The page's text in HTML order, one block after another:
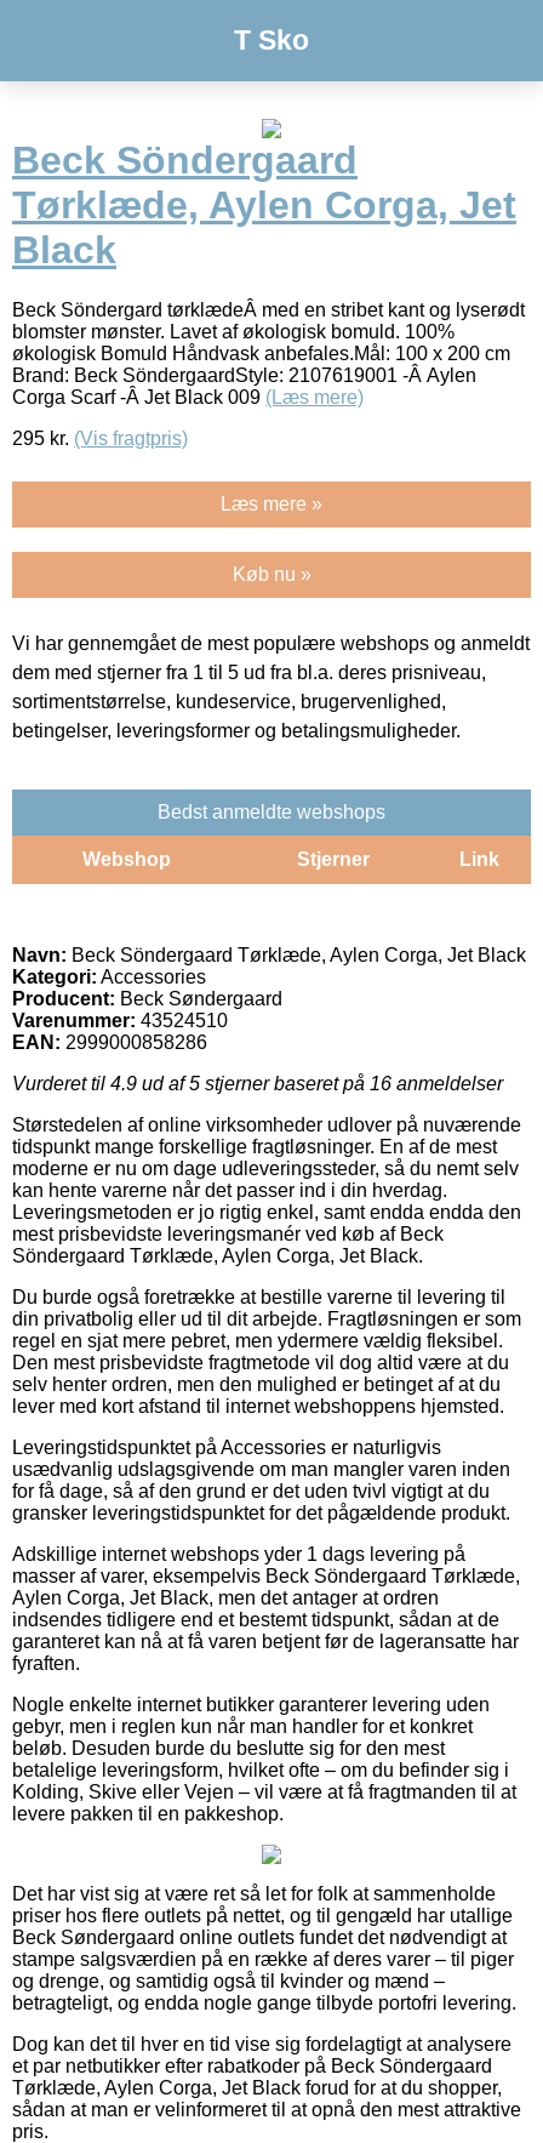
T Sko
Beck Söndergaard
Tørklæde, Aylen Corga, Jet
Black
Beck Söndergard tørklædeÂ med en stribet kant og lyserødt
blomster mønster. Lavet af økologisk bomuld. 100%
økologisk Bomuld Håndvask anbefales.Mål: 100 x 200 cm
Brand: Beck SöndergaardStyle: 2107619001 -Â Aylen
Corga Scarf -Â Jet Black 009 (Læs mere)
295 kr. (Vis fragtpris)
Læs mere »
Køb nu »
Vi har gennemgået de mest populære webshops og anmeldt
dem med stjerner fra 1 til 5 ud fra bl.a. deres prisniveau,
sortimentstørrelse, kundeservice, brugervenlighed,
betingelser, leveringsformer og betalingsmuligheder.
Bedst anmeldte webshops
Webshop Stjerner Link
Navn: Beck Söndergaard Tørklæde, Aylen Corga, Jet Black
Kategori: Accessories
Producent: Beck Søndergaard
Varenummer: 43524510
EAN: 2999000858286
Vurderet til 4.9 ud af 5 stjerner baseret på 16 anmeldelser
Størstedelen af online virksomheder udlover på nuværende
tidspunkt mange forskellige fragtløsninger. En af de mest
moderne er nu om dage udleveringssteder, så du nemt selv
kan hente varerne når det passer ind i din hverdag.
Leveringsmetoden er jo rigtig enkel, samt endda endda den
mest prisbevidste leveringsmanér ved køb af Beck
Söndergaard Tørklæde, Aylen Corga, Jet Black.
Du burde også foretrække at bestille varerne til levering til
din privatbolig eller ud til dit arbejde. Fragtløsningen er som
regel en sjat mere pebret, men ydermere vældig fleksibel.
Den mest prisbevidste fragtmetode vil dog altid være at du
selv henter ordren, men den mulighed er betinget af at du
lever med kort afstand til internet webshoppens hjemsted.
Leveringstidspunktet på Accessories er naturligvis
usædvanlig udslagsgivende om man mangler varen inden
for få dage, så af den grund er det uden tvivl vigtigt at du
gransker leveringstidspunktet for det pågældende produkt.
Adskillige internet webshops yder 1 dags levering på
masser af varer, eksempelvis Beck Söndergaard Tørklæde,
Aylen Corga, Jet Black, men det antager at ordren
indsendes tidligere end et bestemt tidspunkt, sådan at de
garanteret kan nå at få varen betjent før de lageransatte har
fyraften.
Nogle enkelte internet butikker garanterer levering uden
gebyr, men i reglen kun når man handler for et konkret
beløb. Desuden burde du beslutte sig for den mest
betalelige leveringsform, hvilket ofte – om du befinder sig i
Kolding, Skive eller Vejen – vil være at få fragtmanden til at
levere pakken til en pakkeshop.
Det har vist sig at være ret så let for folk at sammenholde
priser hos flere outlets på nettet, og til gengæld har utallige
Beck Søndergaard online outlets fundet det nødvendigt at
stampe salgsværdien på en række af deres varer – til piger
og drenge, og samtidig også til kvinder og mænd –
betragteligt, og endda nogle gange tilbyde portofri levering.
Dog kan det til hver en tid vise sig fordelagtigt at analysere
et par netbutikker efter rabatkoder på Beck Söndergaard
Tørklæde, Aylen Corga, Jet Black forud for at du shopper,
sådan at man er velinformeret til at opnå den mest attraktive
pris.